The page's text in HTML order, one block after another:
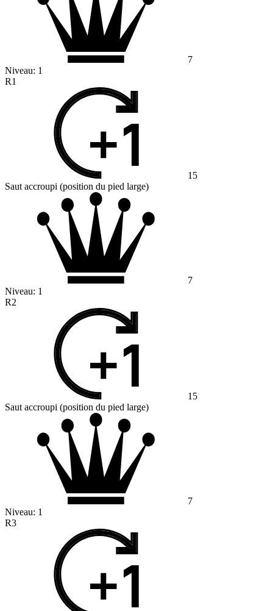
7
Niveau: 1
R1
15
Saut accroupi (position du pied large)
7
Niveau: 1
R2
15
Saut accroupi (position du pied large)
7
Niveau: 1
R3